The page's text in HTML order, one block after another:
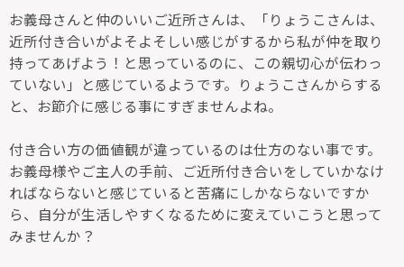
お義母さんと仲のいいご近所さんは、「りょうこさんは、
近所付き合いがよそよそしい感じがするから私が仲を取り
持ってあげよう！と思っているのに、この親切心が伝わっ
ていない」と感じているようです。りょうこさんからする
と、お節介に感じる事にすぎませんよね。
付き合い方の価値観が違っているのは仕方のない事です。
お義母様やご主人の手前、ご近所付き合いをしていかなけ
ればならないと感じていると苦痛にしかならないですか
ら、自分が生活しやすくなるために変えていこうと思って
みませんか？